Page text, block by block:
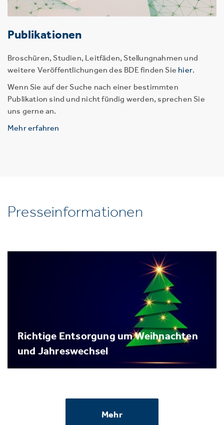
Publikationen
Broschüren, Studien, Leitfäden, Stellungnahmen und
weitere Veröffentlichungen des BDE finden Sie hier.
Wenn Sie auf der Suche nach einer bestimmten
Publikation sind und nicht fündig werden, sprechen Sie
uns gerne an.
Mehr erfahren
Presseinformationen
Richtige Entsorgung um Weihnachten
und Jahreswechsel
Mehr